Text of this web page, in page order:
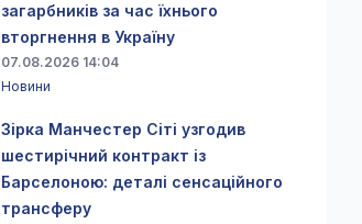
загарбників за час їхнього
вторгнення в Україну
07.08.2026 14:04
Новини
Зірка Манчестер Сіті узгодив
шестирічний контракт із
Барселоною: деталі сенсаційного
трансферу